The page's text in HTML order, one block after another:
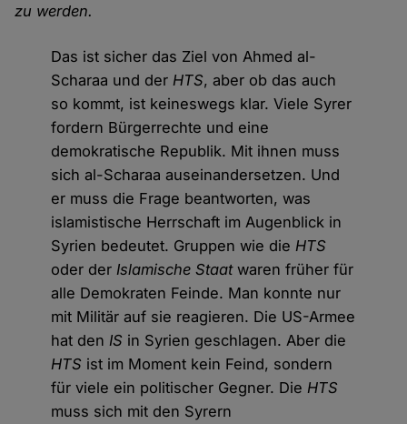
zu werden.
Das ist sicher das Ziel von Ahmed al-
Scharaa und der HTS, aber ob das auch
so kommt, ist keineswegs klar. Viele Syrer
fordern Bürgerrechte und eine
demokratische Republik. Mit ihnen muss
sich al-Scharaa auseinandersetzen. Und
er muss die Frage beantworten, was
islamistische Herrschaft im Augenblick in
Syrien bedeutet. Gruppen wie die HTS
oder der Islamische Staatwaren früher für
alle Demokraten Feinde. Man konnte nur
mit Militär auf sie reagieren. Die US-Armee
hat den IS in Syrien geschlagen. Aber die
HTS ist im Moment kein Feind, sondern
für viele ein politischer Gegner. Die HTS
muss sich mit den Syrern